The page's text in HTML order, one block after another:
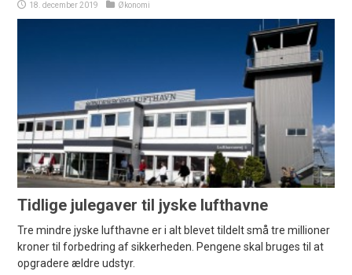
18. december 2019 Økonomi
Tidlige julegaver til jyske lufthavne
Tre mindre jyske lufthavne er i alt blevet tildelt små tre millioner
kroner til forbedring af sikkerheden. Pengene skal bruges til at
opgradere ældre udstyr.